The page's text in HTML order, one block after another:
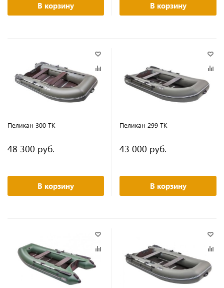
В корзину В корзину
Пеликан 300 ТК
48 300 руб.
В корзину
Пеликан 299 ТК
43 000 руб.
В корзину